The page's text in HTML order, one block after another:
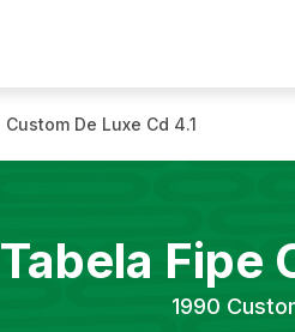
Custom De Luxe Cd 4.1
Tabela Fipe
1990